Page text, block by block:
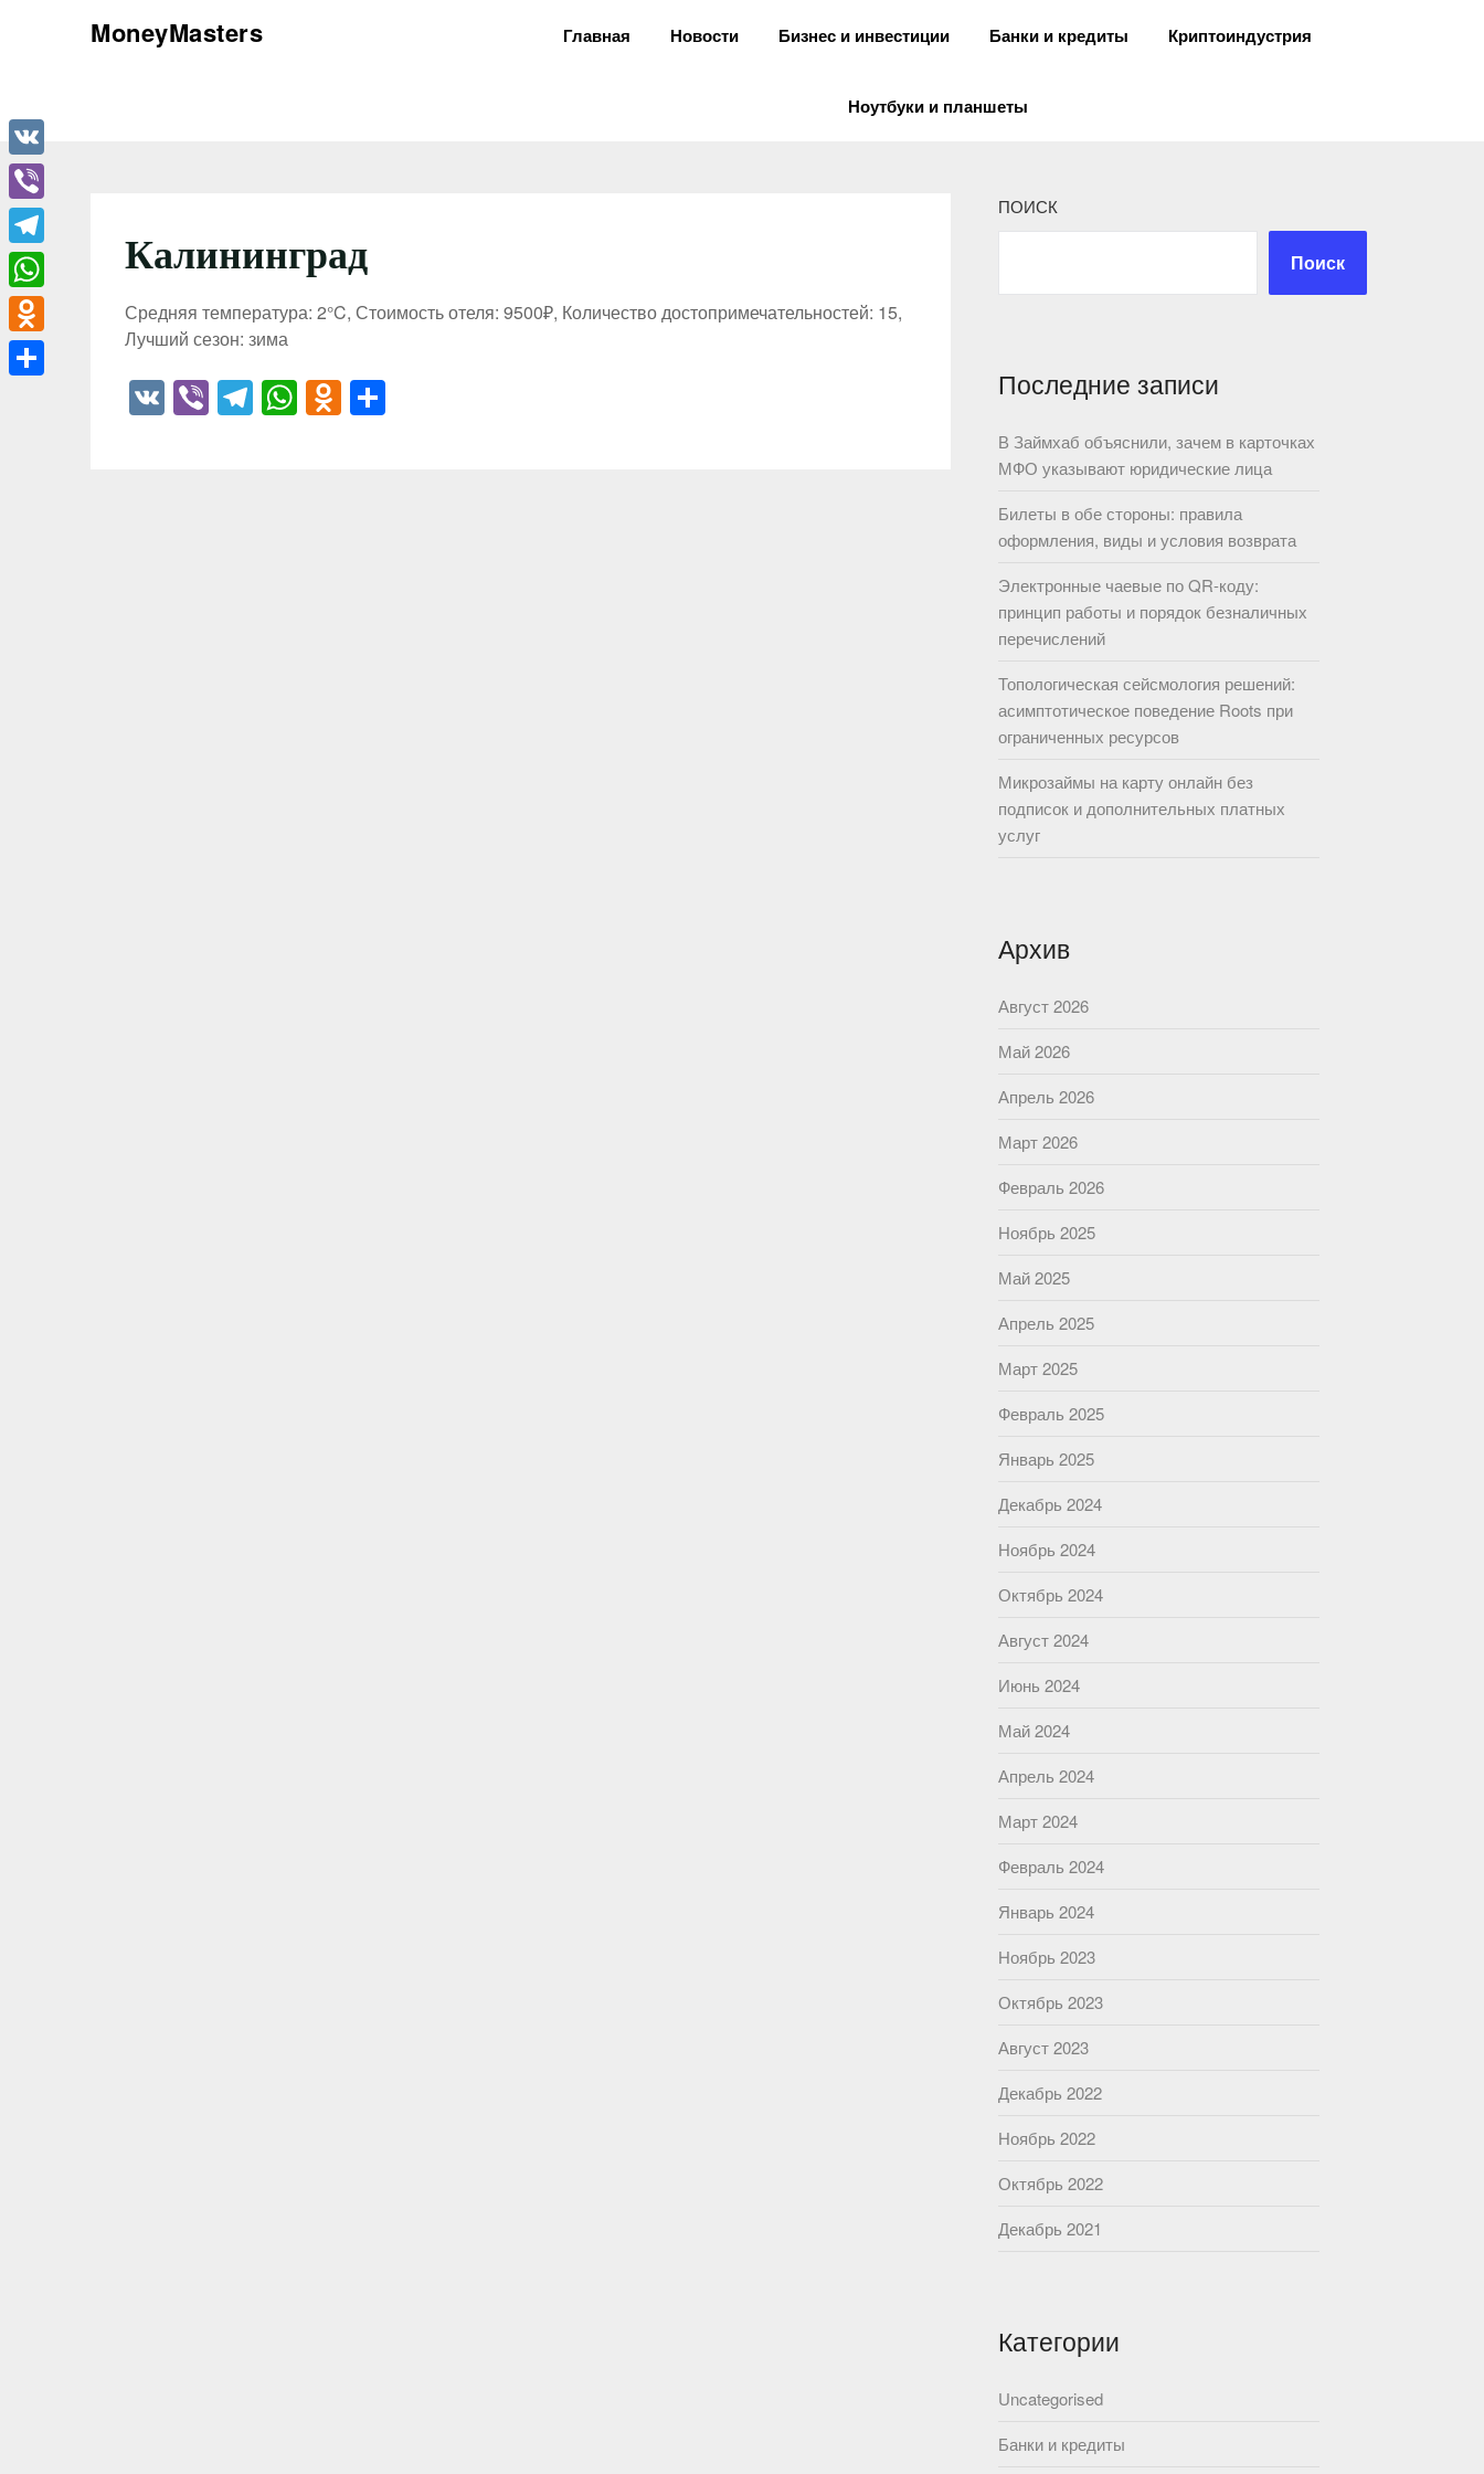
MoneyMasters Главная Новости Бизнес и инвестиции Банки и кредиты Криптоиндустрия
Ноутбуки и планшеты
Калининград
Средняя температура: 2°C, Стоимость отеля: 9500₽, Количество достопримечательностей: 15,
Лучший сезон: зима
VKViberTelegram
WhatsApp
Odnoklassniki
ПОИСК
Поиск
Последние записи
В Займхаб объяснили, зачем в карточках
МФО указывают юридические лица
Билеты в обе стороны: правила
оформления, виды и условия возврата
Электронные чаевые по QR-коду:
принцип работы и порядок безналичных
перечислений
Топологическая сейсмология решений:
асимптотическое поведение Roots при
ограниченных ресурсов
Микрозаймы на карту онлайн без
подписок и дополнительных платных
услуг
Архив
Август 2026
Май 2026
Апрель 2026
Март 2026
Февраль 2026
Ноябрь 2025
Май 2025
Апрель 2025
Март 2025
Февраль 2025
Январь 2025
Декабрь 2024
Ноябрь 2024
Октябрь 2024
Август 2024
Июнь 2024
Май 2024
Апрель 2024
Март 2024
Февраль 2024
Январь 2024
Ноябрь 2023
Октябрь 2023
Август 2023
Декабрь 2022
Ноябрь 2022
Октябрь 2022
Декабрь 2021
Категории
Uncategorised
Банки и кредиты
VK
Viber
Telegram
WhatsApp
Odnoklassniki